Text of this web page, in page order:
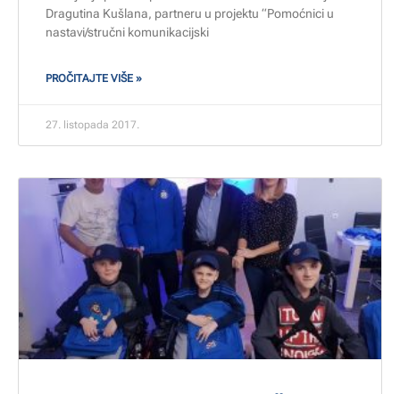
Dragutina Kušlana, partneru u projektu “Pomoćnici u
nastavi/stručni komunikacijski
PROČITAJTE VIŠE »
27. listopada 2017.